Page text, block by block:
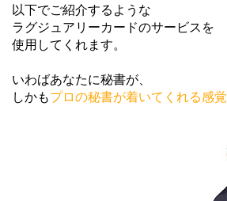
以下でご紹介するような
ラグジュアリーカードのサービスを
使用してくれます。
いわばあなたに秘書が、
しかもプロの秘書が着いてくれる感覚